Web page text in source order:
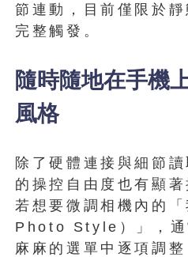
節連動，目前僅限於
完整觸發。
隨時隨地在手機
風格
除了硬體連接與細節
的操控自由度也有顯
若想要微調相機內的
Photo Style）」，通
麻麻的選單中逐項調